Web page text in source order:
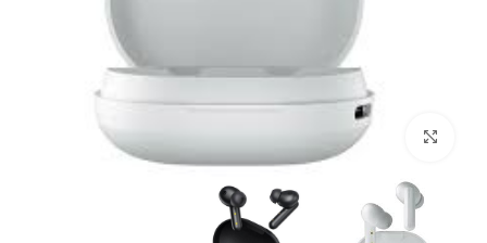
بزرگنمایی تصویر